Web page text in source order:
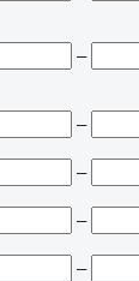
–
–
–
–
–